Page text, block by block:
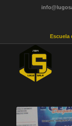
Escuela